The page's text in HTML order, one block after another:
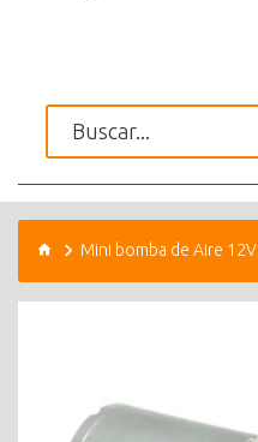
Mini bomba de Aire 12V